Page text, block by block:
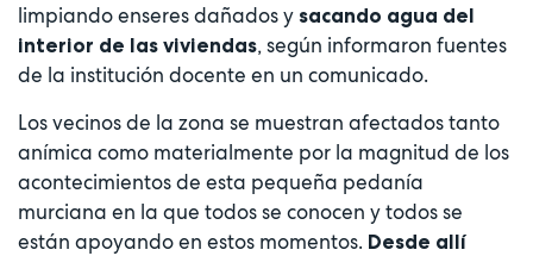
limpiando enseres dañados y sacando agua del
interior de las viviendas, según informaron fuentes
de la institución docente en un comunicado.
Los vecinos de la zona se muestran afectados tanto
anímica como materialmente por la magnitud de los
acontecimientos de esta pequeña pedanía
murciana en la que todos se conocen y todos se
están apoyando en estos momentos. Desde allí